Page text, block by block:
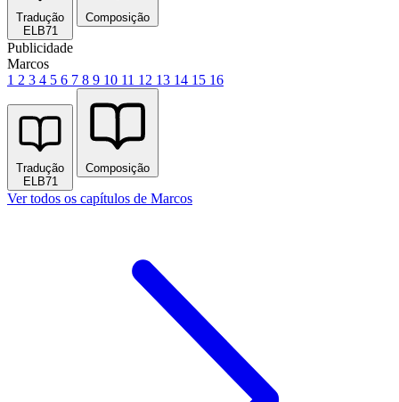
Tradução
ELB71
Composição
Publicidade
Marcos
1 2 3 4 5 6 7 8 9 10 11 12 13 14 15 16
Tradução
ELB71
Composição
Ver todos os capítulos de Marcos